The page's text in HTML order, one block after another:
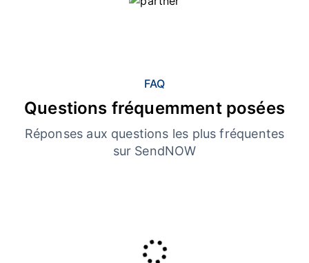
FAQ
Questions fréquemment posées
Réponses aux questions les plus fréquentes
sur SendNOW